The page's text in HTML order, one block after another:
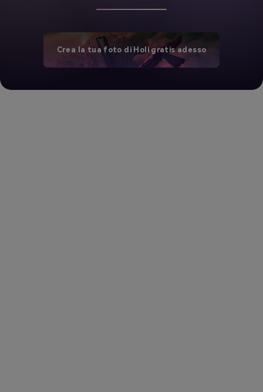
Crea la tua foto di Holi gratis adesso